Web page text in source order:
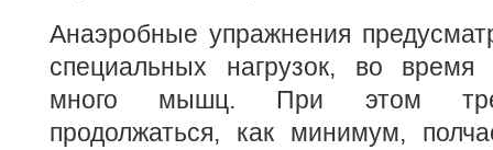
Анаэробные упражнения
специальных нагрузок, во время
много мышц. При этом
продолжаться, как минимум,